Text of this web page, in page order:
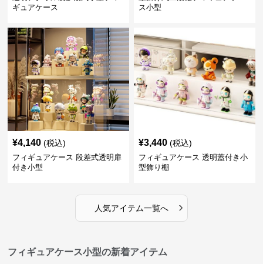
ギュアケース
ス小型
¥4,140 (税込)
フィギュアケース 段差式透明扉
付き小型
¥3,440 (税込)
フィギュアケース 透明蓋付き小
型飾り棚
人気アイテム一覧へ ›
フィギュアケース小型の新着アイテム